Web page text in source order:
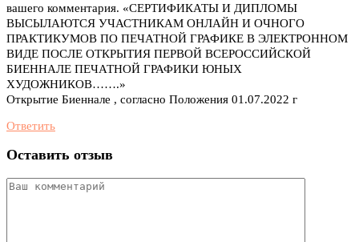
вашего комментария. «СЕРТИФИКАТЫ И ДИПЛОМЫ
ВЫСЫЛАЮТСЯ УЧАСТНИКАМ ОНЛАЙН И ОЧНОГО
ПРАКТИКУМОВ ПО ПЕЧАТНОЙ ГРАФИКЕ В ЭЛЕКТРОННОМ
ВИДЕ ПОСЛЕ ОТКРЫТИЯ ПЕРВОЙ ВСЕРОССИЙСКОЙ
БИЕННАЛЕ ПЕЧАТНОЙ ГРАФИКИ ЮНЫХ
ХУДОЖНИКОВ…….»
Открытие Биеннале , согласно Положения 01.07.2022 г
Ответить
Оставить отзыв